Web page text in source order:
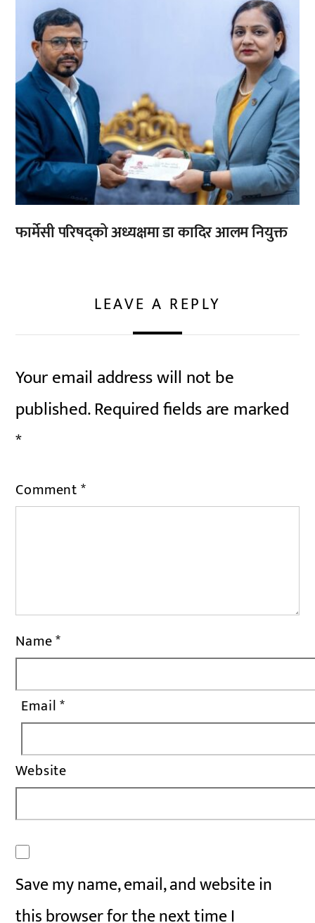
फार्मेसी परिषद्को अध्यक्षमा डा कादिर आलम नियुक्त
LEAVE A REPLY
Your email address will not be
published.Required fields are marked
*
Comment*
Name*
Email*
Website
Save my name, email, and website in
this browser for the next time I